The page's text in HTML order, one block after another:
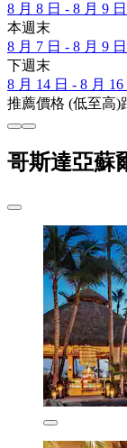
8 月 8 日 - 8 月 9 日
本週末
8 月 7 日 - 8 月 9 日
下週末
8 月 14 日 - 8 月 16
推薦價格 (低至高)
哥斯達亞蘇